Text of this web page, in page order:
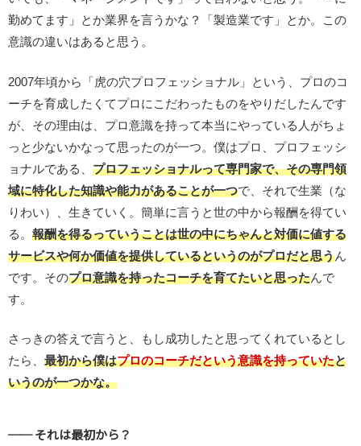
勤めてます」とか業界を言うかな？「製造業です」とか。この
意識の違いはあると思う。
2007年頃から「虎の穴プロフェッショナル」という、プロのコ
ーチを育成したくてプロにこだわったものをやりだしたんです
が、その理由は、プロ意識を持って本当にやっている人がちょ
っと少ないかなって思ったのが一つ。僕はプロ、プロフェッシ
ョナルである、 プロフェッショナルって専門家で、その専門領
域に特化した知識や能力があることが一つで、それで生業（な
りわい）、生きていく。簡単に言うと世の中から報酬を得てい
る。 報酬を得るっていうことは世の中にちゃんと対価に値する
サービスや何か価値を提供しているというのがプロだと思うん
です。そのプロ意識を持ったコーチを育てたいと思ったんで
す。
さっきの答えで言うと、もし成功したと思ってくれているとし
たら、 最初から僕はプロのコーチだという意識を持っていたと
いうのが一つかな。
── それは最初から？